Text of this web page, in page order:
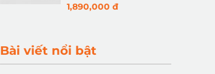
1,890,000 đ
Bài viết nổi bật